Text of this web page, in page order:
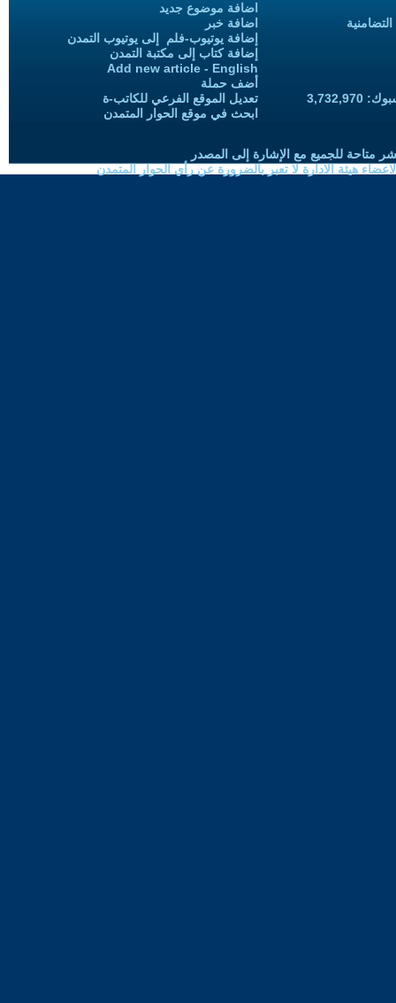
اضافة موضوع جديد
اضافة خبر
إضافة يوتيوب-فلم إلى يوتيوب التمدن
إضافة كتاب إلى مكتبة التمدن
Add new article - English
أضف حملة
تعديل الموقع الفرعي للكاتب-ة
ابحث في موقع الحوار المتمدن
متاحة للجميع مع الإشارة إلى المصدر
هيئة الادارة لا تعبر بالضرورة عن رأي الحوار المتمدن